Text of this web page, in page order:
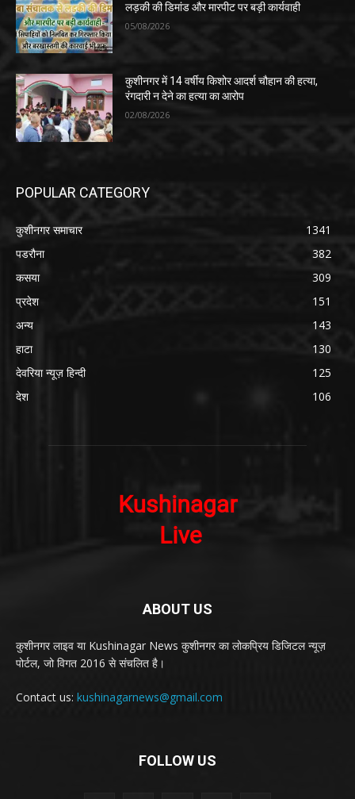
लड़की की डिमांड और मारपीट पर बड़ी कार्यवाही
05/08/2026
कुशीनगर में 14 वर्षीय किशोर आदर्श चौहान की हत्या,
रंगदारी न देने का हत्या का आरोप
02/08/2026
POPULAR CATEGORY
कुशीनगर समाचार
1341
पडरौना
382
कसया
309
प्रदेश
151
अन्य
143
हाटा
130
देवरिया न्यूज़ हिन्दी
125
देश
106
ABOUT US
कुशीनगर लाइव या Kushinagar News कुशीनगर का लोकप्रिय डिजिटल न्यूज़
पोर्टल, जो विगत 2016 से संचलित है।
Contact us: kushinagarnews@gmail.com
FOLLOW US